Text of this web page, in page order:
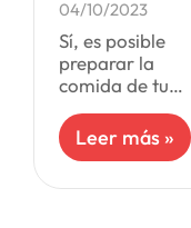
04/10/2023
Sí, es posible
preparar la
comida de tu
mismo, pero es
fundamental
ciertos factores
Leer más »